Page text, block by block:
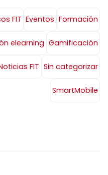
FIT Eventos Formación
elearning Gamificación
FIT Sin categorizar
SmartMobile